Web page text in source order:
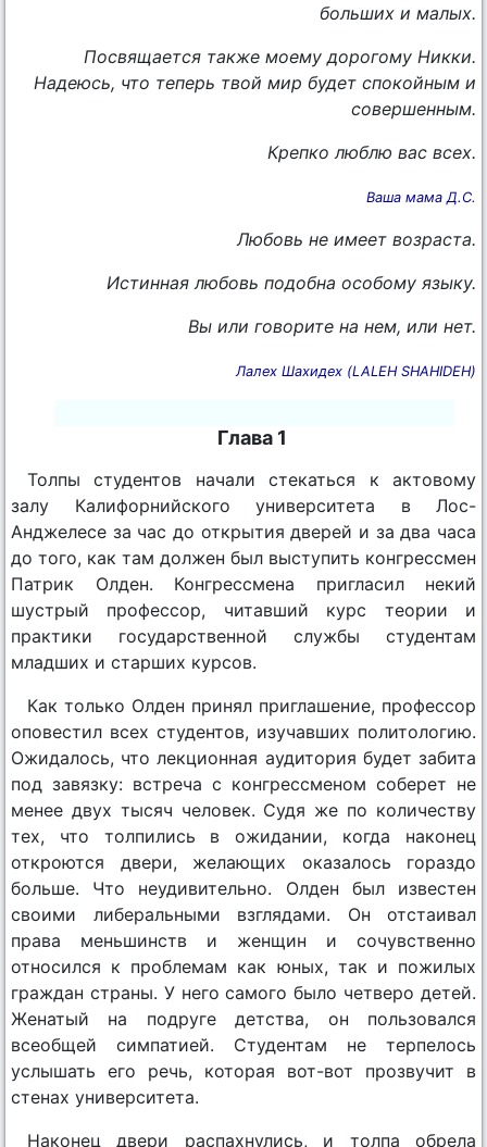
больших и малых.
Посвящается также моему дорогому Никки.
Надеюсь, что теперь твой мир будет спокойным и
совершенным.
Крепко люблю вас всех.
Ваша мама Д.С.
Любовь не имеет возраста.
Истинная любовь подобна особому языку.
Вы или говорите на нем, или нет.
Лалех Шахидех (LALEH SHAHIDEH)
Глава 1
Толпы студентов начали стекаться к актовому
залу Калифорнийского университета в Лос-
Анджелесе за час до открытия дверей и за два часа
до того, как там должен был выступить конгрессмен
Патрик Олден. Конгрессмена пригласил некий
шустрый профессор, читавший курс теории и
практики государственной службы студентам
младших и старших курсов.
Как только Олден принял приглашение, профессор
оповестил всех студентов, изучавших политологию.
Ожидалось, что лекционная аудитория будет забита
под завязку: встреча с конгрессменом соберет не
менее двух тысяч человек. Судя же по количеству
тех, что толпились в ожидании, когда наконец
откроются двери, желающих оказалось гораздо
больше. Что неудивительно. Олден был известен
своими либеральными взглядами. Он отстаивал
права меньшинств и женщин и сочувственно
относился к проблемам как юных, так и пожилых
граждан страны. У него самого было четверо детей.
Женатый на подруге детства, он пользовался
всеобщей симпатией. Студентам не терпелось
услышать его речь, которая вот-вот прозвучит в
стенах университета.
Наконец двери распахнулись, и толпа обрела